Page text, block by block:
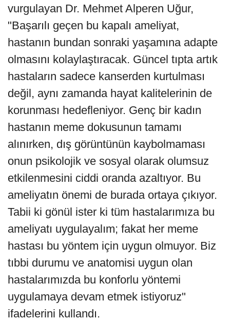
vurgulayan Dr. Mehmet Alperen Uğur,
"Başarılı geçen bu kapalı ameliyat,
hastanın bundan sonraki yaşamına adapte
olmasını kolaylaştıracak. Güncel tıpta artık
hastaların sadece kanserden kurtulması
değil, aynı zamanda hayat kalitelerinin de
korunması hedefleniyor. Genç bir kadın
hastanın meme dokusunun tamamı
alınırken, dış görüntünün kaybolmaması
onun psikolojik ve sosyal olarak olumsuz
etkilenmesini ciddi oranda azaltıyor. Bu
ameliyatın önemi de burada ortaya çıkıyor.
Tabii ki gönül ister ki tüm hastalarımıza bu
ameliyatı uygulayalım; fakat her meme
hastası bu yöntem için uygun olmuyor. Biz
tıbbi durumu ve anatomisi uygun olan
hastalarımızda bu konforlu yöntemi
uygulamaya devam etmek istiyoruz"
ifadelerini kullandı.